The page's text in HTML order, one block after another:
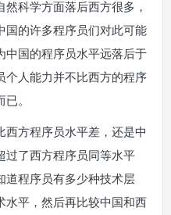
科学方面落后西方很多，
国的许多程序员们对此可能
中国的程序员水平远落后于
个人能力并不比西方的程序
。
方程序员水平差，还是中
过了西方程序员同等水平
道程序员有多少种技术层
水平，然后再比较中国和西